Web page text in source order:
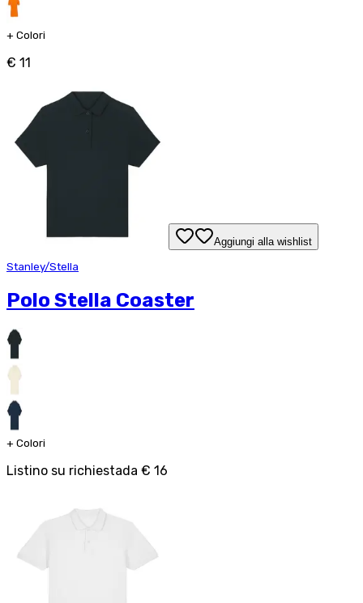
+ Colori
€ 11
Aggiungi alla wishlist
Stanley/Stella
Polo Stella Coaster
+ Colori
Listino su richiestada € 16